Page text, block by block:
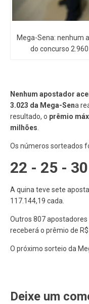
Mega-Sena: nenhum
do concurso
Nenhum apostador
3.023 da Mega-Sena
resultado, o prêmio
milhões
Os números sorteados
22 - 25 -
A quina teve sete
117.144,19 cada.
Outros 807
receberá o prêmio de R$
O próximo sorteio da
Deixe um